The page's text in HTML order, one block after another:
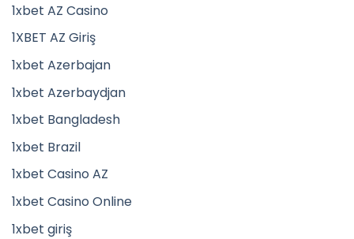
1xbet AZ Casino
1XBET AZ Giriş
1xbet Azerbajan
1xbet Azerbaydjan
1xbet Bangladesh
1xbet Brazil
1xbet Casino AZ
1xbet Casino Online
1xbet giriş